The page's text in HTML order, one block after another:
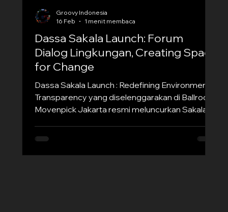
Dassa Sakala Launch: Forum
Dialog Lingkungan, Creating Space
for Change
Dassa Sakala Launch : Redefining Environmental
Transparency yang diselenggarakan di Ballroom
Movenpick Jakarta resmi meluncurkan Sakala
dan Verification) acara ini telah dihadiri dengan
strategis, akademisi, praktisi lingkungan, serta
Groovy Indonesia
16 Feb
1 menit membaca